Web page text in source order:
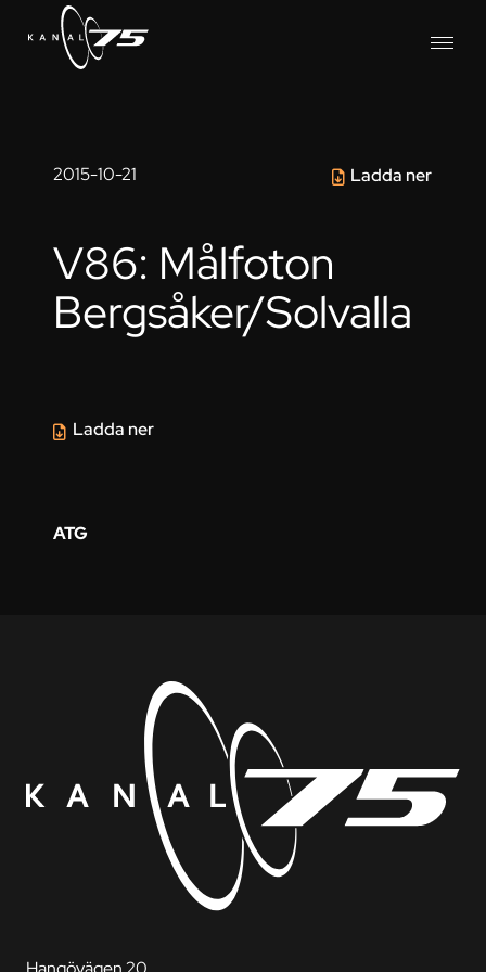
2015-10-21 Ladda ner
V86: Målfoton
Bergsåker/Solvalla
Ladda ner
ATG